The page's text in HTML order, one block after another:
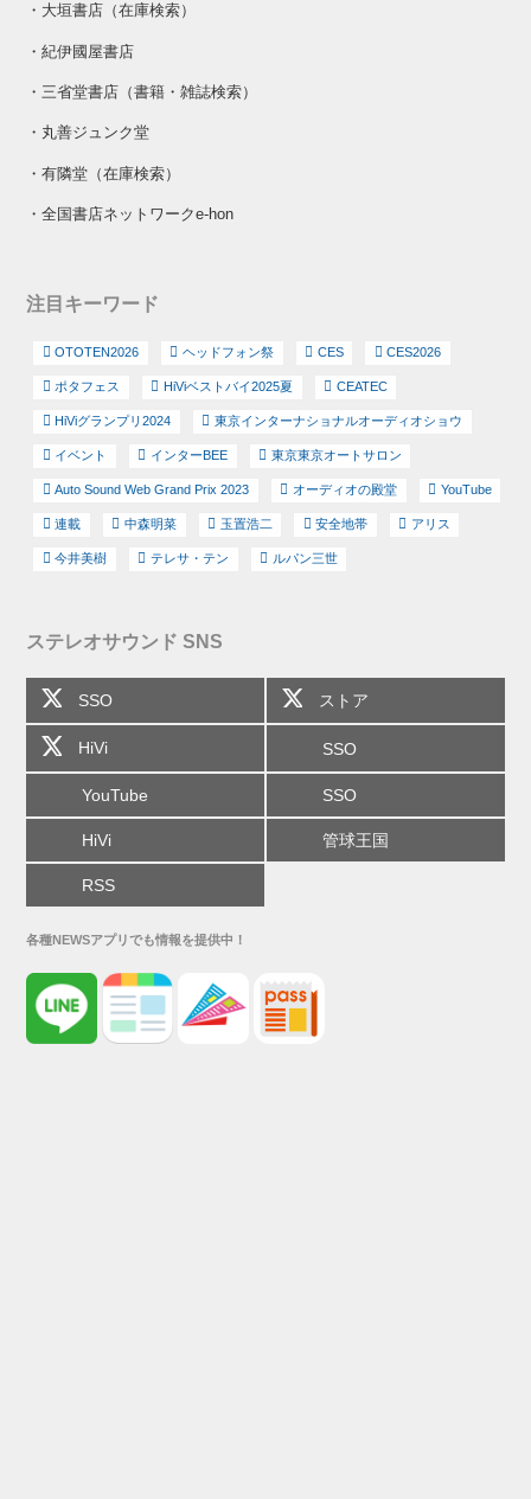
・ 大垣書店（在庫検索）
・紀伊國屋書店
・ 三省堂書店（書籍・雑誌検索）
・ 丸善ジュンク堂
・有隣堂（在庫検索）
・全国書店ネットワークe-hon
注目キーワード
OTOTEN2026 ヘッドフォン祭 CES CES2026
ポタフェス HiViベストバイ2025夏 CEATEC
HiViグランプリ2024 東京インターナショナルオーディオショウ
イベント インターBEE 東京東京オートサロン
Auto Sound Web Grand Prix 2023 オーディオの殿堂 YouTube
連載 中森明菜 玉置浩二 安全地帯 アリス
今井美樹 テレサ・テン ルパン三世
ステレオサウンド SNS
SSO ストア
HiVi SSO
YouTube SSO
HiVi 管球王国
RSS
各種NEWSアプリでも情報を提供中！